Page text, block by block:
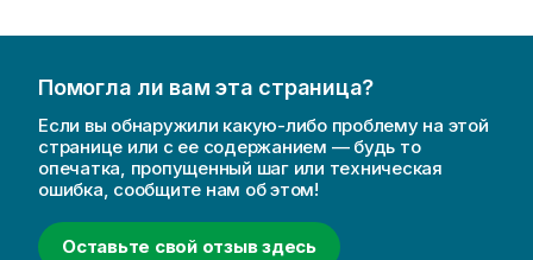
Помогла ли вам эта страница?
Если вы обнаружили какую-либо проблему на этой
странице или с ее содержанием — будь то
опечатка, пропущенный шаг или техническая
ошибка, сообщите нам об этом!
Оставьте свой отзыв здесь